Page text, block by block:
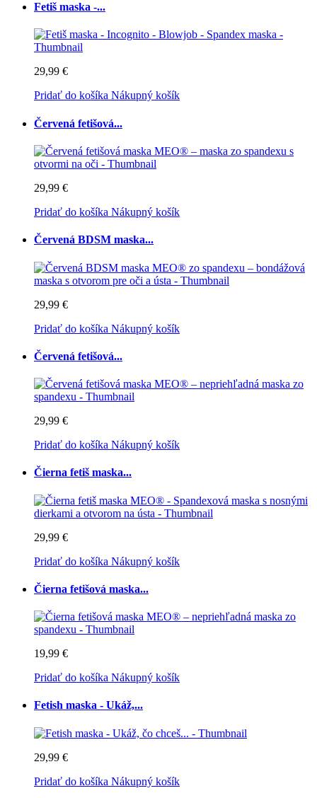
Fetiš maska -...
29,99 €
Pridať do košíka Nákupný košík
Červená fetišová...
29,99 €
Pridať do košíka Nákupný košík
Červená BDSM maska...
29,99 €
Pridať do košíka Nákupný košík
Červená fetišová...
29,99 €
Pridať do košíka Nákupný košík
Čierna fetiš maska...
29,99 €
Pridať do košíka Nákupný košík
Čierna fetišová maska...
19,99 €
Pridať do košíka Nákupný košík
Fetish maska - Ukáž,...
29,99 €
Pridať do košíka Nákupný košík